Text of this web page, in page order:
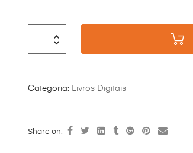
Categoria: Livros Digitais
Share on: